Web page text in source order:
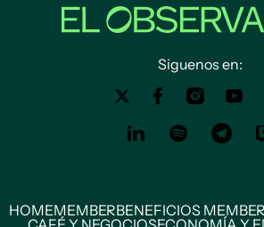
Siguenos en:
HOMEMEMBERBENEFICIOS MEMBER